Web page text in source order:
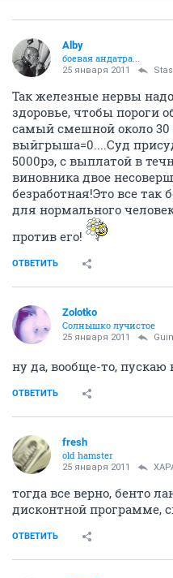
Alby
боевая андатра...
25 января 2011
Так железные нервы
здоровье, чтобы пороги
самый смешной около 30
выйгрыша=0....Суд
5000рэ, с выплатой в
виновника двое
безработная!Это все
для нормального
против его!
ОТВЕТИТЬ
Zolotko
Солнышко лучистое
25 января 2011
ну да, вообще-то, пускаю
ОТВЕТИТЬ
fresh
old hamster
25 января 2011
тогда все верно, бенто
дисконтной программе,
ОТВЕТИТЬ